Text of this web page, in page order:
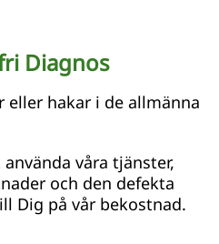
Diagnos
eller hakar i de allmänna
våra tjänster,
och den defekta
Dig på vår bekostnad.